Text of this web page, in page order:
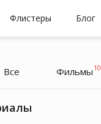
Флистеры Блог
Все Фильмы 10